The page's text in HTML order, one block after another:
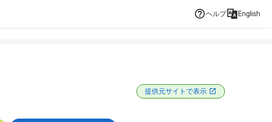
ヘルプ English
提供元サイトで表示